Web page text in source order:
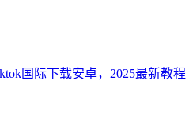
国际下载安卓，2025最新教程